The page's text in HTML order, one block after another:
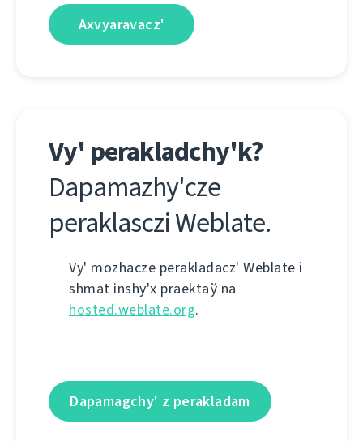
Axvyaravacz'
Vy' perakladchy'k?
Dapamazhy'cze
peraklasczі Weblate.
Vy' mozhacze perakladacz' Weblate і
shmat іnshy'x praektaў na
hosted.weblate.org.
Dapamagchy' z perakladam